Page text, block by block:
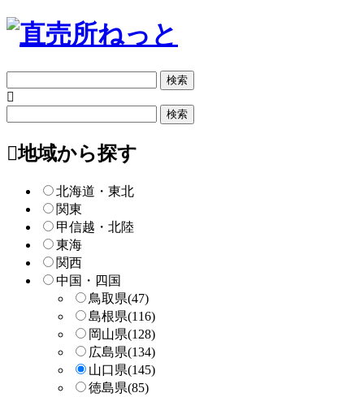
リ
索
ー
検地域から探す
北海道・東北
関東
甲信越・北陸
東海
関西
中国・四国
鳥取県(47)
島根県(116)
岡山県(128)
広島県(134)
山口県(145)
徳島県(85)